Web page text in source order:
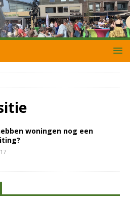
woningen nog een